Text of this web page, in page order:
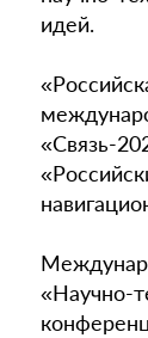
идей.
«Связь-
«Научно-